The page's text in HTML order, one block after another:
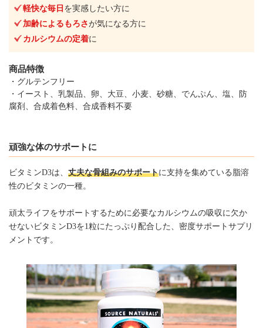
軽快な毎日 を実感したい方に
加齢によるもろさが気になる方に
カルシウムの定着に
商品特徴
・グルテンフリー
・イースト、乳製品、卵、大豆、小麦、砂糖、でんぷん、塩、防
腐剤、合成着色料、合成香料不要
頑強な体のサポートに
ビタミンD3は、 丈夫な骨組みのサポートに支持を集めている脂溶
性のビタミンの一種。
頑太ライフをサポートするために必要なカルシウムの吸収に欠か
せないビタミンD3を1粒にたっぷり配合した、密度サポートサプリ
メントです。